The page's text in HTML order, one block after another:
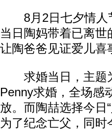
8月2日七夕情人
当日陶妈带着已离
让陶爸爸见证爱儿喜
求婚当日，主题
Penny求婚，全场感
放。而陶喆选择今日
为了纪念亡父，同时